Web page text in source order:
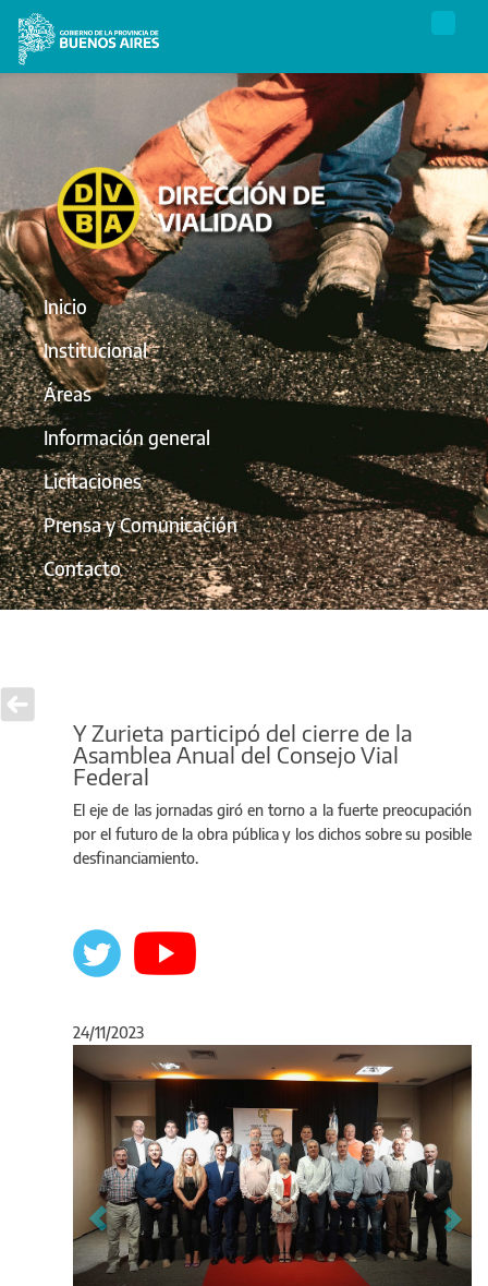
Inicio
Institucional
Áreas
Información general
Licitaciones
Prensa y Comunicación
Contacto
Y Zurieta participó del cierre de la
Asamblea Anual del Consejo Vial
Federal
El eje de las jornadas giró en torno a la fuerte preocupación
por el futuro de la obra pública y los dichos sobre su posible
desfinanciamiento.
24/11/2023
Anterior